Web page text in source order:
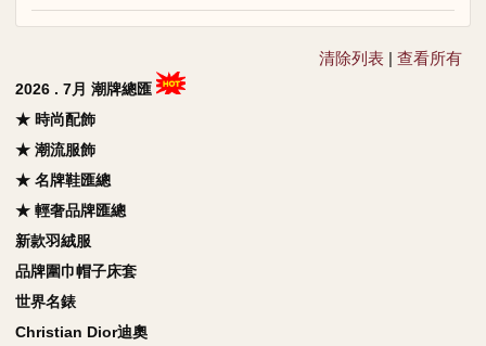
清除列表 | 查看所有
2026 . 7月 潮牌總匯
★ 時尚配飾
★ 潮流服飾
★ 名牌鞋匯總
★ 輕奢品牌匯總
新款羽絨服
品牌圍巾帽子床套
世界名錶
Christian Dior迪奧